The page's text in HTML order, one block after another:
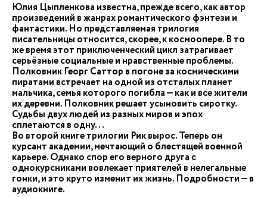
Юлия Цыпленкова известна, прежде всего, как автор
произведений в жанрах романтического фэнтези и
фантастики. Но представляемая трилогия
писательницы относится, скорее, к космоопере. В то
же время этот приключенческий цикл затрагивает
серьёзные социальные и нравственные проблемы.
Полковник Георг Саттор в погоне за космическими
пиратами встречает на одной из отсталых планет
мальчика, семья которого погибла — как и все жители
их деревни. Полковник решает усыновить сиротку.
Судьбы двух людей из разных миров и эпох
сплетаются в одну...
Во второй книге трилогии Рик вырос. Теперь он
курсант академии, мечтающий о блестящей военной
карьере. Однако спор его верного друга с
однокурсниками вовлекает приятелей в нелегальные
гонки, и это круто изменит их жизнь. Подробности — в
аудиокниге.